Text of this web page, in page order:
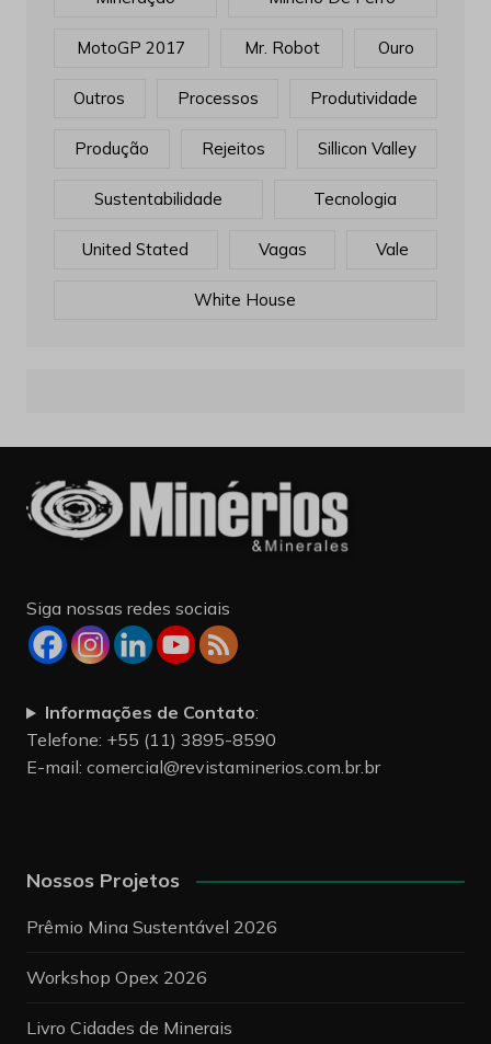
MotoGP 2017 Mr. Robot Ouro
Outros Processos Produtividade
Produção Rejeitos Sillicon Valley
Sustentabilidade Tecnologia
United Stated Vagas Vale
White House
Siga nossas redes sociais
Informações de Contato:
Telefone: +55 (11) 3895-8590
E-mail: comercial@revistaminerios.com.br.br
Nossos Projetos
Prêmio Mina Sustentável 2026
Workshop Opex 2026
Livro Cidades de Minerais